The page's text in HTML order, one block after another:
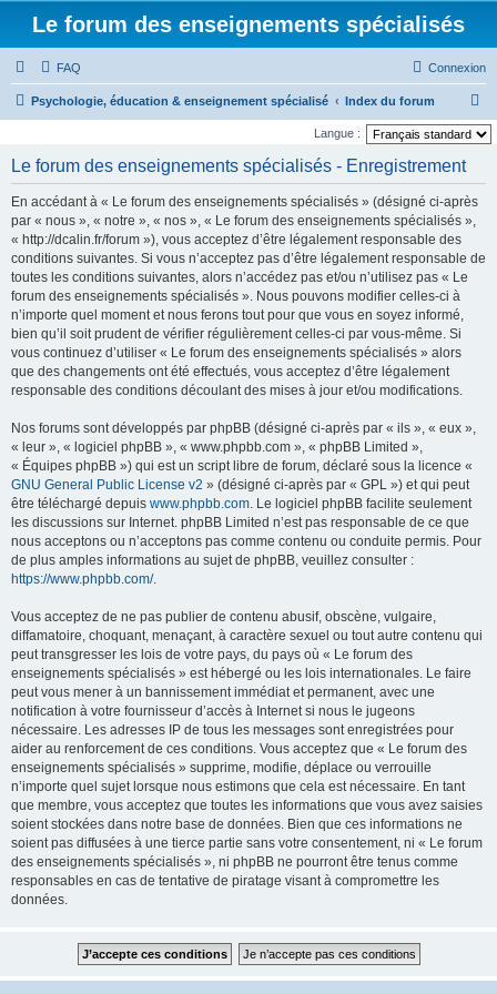
Le forum des enseignements spécialisés
FAQ Connexion
Psychologie, éducation & enseignement spécialisé Index du forum
e
Langue :
Le forum des enseignements spécialisés - Enregistrement
En accédant à « Le forum des enseignements spécialisés » (désigné ci-après
par « nous », « notre », « nos », « Le forum des enseignements spécialisés »,
« http://dcalin.fr/forum »), vous acceptez d’être légalement responsable des
conditions suivantes. Si vous n’acceptez pas d’être légalement responsable de
toutes les conditions suivantes, alors n’accédez pas et/ou n’utilisez pas « Le
forum des enseignements spécialisés ». Nous pouvons modifier celles-ci à
n’importe quel moment et nous ferons tout pour que vous en soyez informé,
bien qu’il soit prudent de vérifier régulièrement celles-ci par vous-même. Si
vous continuez d’utiliser « Le forum des enseignements spécialisés » alors
que des changements ont été effectués, vous acceptez d’être légalement
responsable des conditions découlant des mises à jour et/ou modifications.
Nos forums sont développés par phpBB (désigné ci-après par « ils », « eux »,
« leur », « logiciel phpBB », « www.phpbb.com », « phpBB Limited »,
« Équipes phpBB ») qui est un script libre de forum, déclaré sous la licence «
GNU General Public License v2 » (désigné ci-après par « GPL ») et qui peut
être téléchargé depuis www.phpbb.com. Le logiciel phpBB facilite seulement
les discussions sur Internet. phpBB Limited n’est pas responsable de ce que
nous acceptons ou n’acceptons pas comme contenu ou conduite permis. Pour
de plus amples informations au sujet de phpBB, veuillez consulter :
https://www.phpbb.com/.
Vous acceptez de ne pas publier de contenu abusif, obscène, vulgaire,
diffamatoire, choquant, menaçant, à caractère sexuel ou tout autre contenu qui
peut transgresser les lois de votre pays, du pays où « Le forum des
enseignements spécialisés » est hébergé ou les lois internationales. Le faire
peut vous mener à un bannissement immédiat et permanent, avec une
notification à votre fournisseur d’accès à Internet si nous le jugeons
nécessaire. Les adresses IP de tous les messages sont enregistrées pour
aider au renforcement de ces conditions. Vous acceptez que « Le forum des
enseignements spécialisés » supprime, modifie, déplace ou verrouille
n’importe quel sujet lorsque nous estimons que cela est nécessaire. En tant
que membre, vous acceptez que toutes les informations que vous avez saisies
soient stockées dans notre base de données. Bien que ces informations ne
soient pas diffusées à une tierce partie sans votre consentement, ni « Le forum
des enseignements spécialisés », ni phpBB ne pourront être tenus comme
responsables en cas de tentative de piratage visant à compromettre les
données.